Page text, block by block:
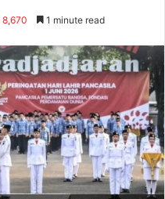
8,670 1 minute read